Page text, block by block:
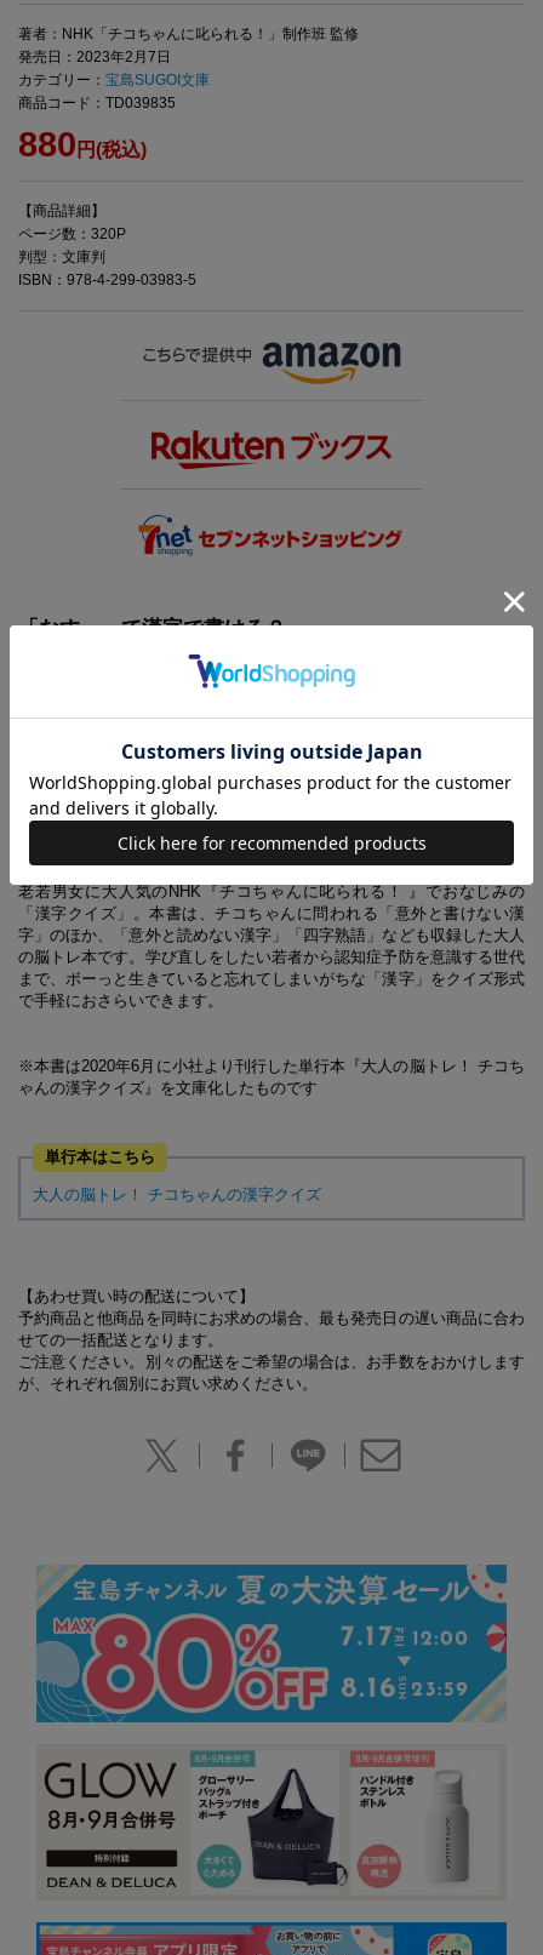
著者：NHK「チコちゃんに叱られる！」制作班 監修
発売日：2023年2月7日
カテゴリー： 宝島SUGOI文庫
商品コード：TD039835
880 円(税込)
【商品詳細】
ページ数：320P
判型：文庫判
ISBN：978-4-299-03983-5
「なす」って漢字で書ける？
意外と書けない読めない!?
びわこ／寛ぐ／強ち／ぜいたく／いす／矜持
問題のバリエーションはさまざま！
チコちゃんとおさらいして頭の体操!!
老若男女に大人気のNHK『チコちゃんに叱られる！ 』でおなじみの
「漢字クイズ」。本書は、チコちゃんに問われる「意外と書けない漢
字」のほか、「意外と読めない漢字」「四字熟語」なども収録した大人
の脳トレ本です。学び直しをしたい若者から認知症予防を意識する世代
まで、ボーっと生きていると忘れてしまいがちな「漢字」をクイズ形式
で手軽におさらいできます。
※本書は2020年6月に小社より刊行した単行本『大人の脳トレ！ チコち
ゃんの漢字クイズ』を文庫化したものです
単行本はこちら
大人の脳トレ！ チコちゃんの漢字クイズ
【あわせ買い時の配送について】
予約商品と他商品を同時にお求めの場合、最も発売日の遅い商品に合わ
せての一括配送となります。
ご注意ください。別々の配送をご希望の場合は、お手数をおかけします
が、それぞれ個別にお買い求めください。